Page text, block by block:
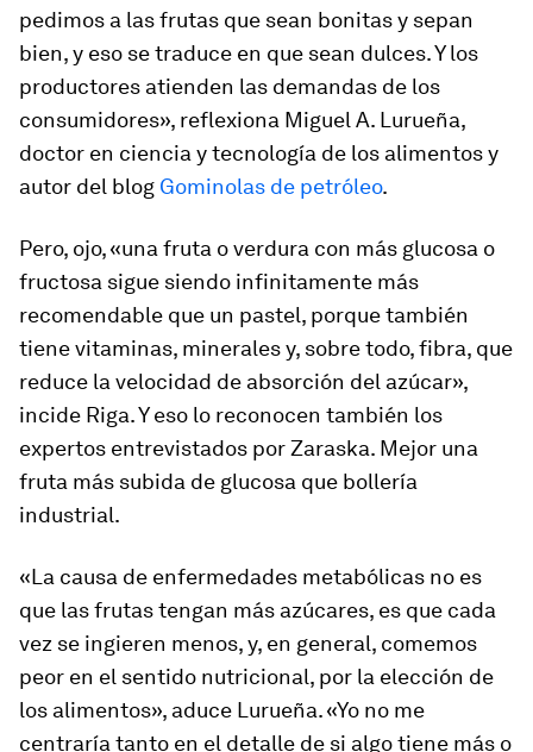
pedimos a las frutas que sean bonitas y sepan
bien, y eso se traduce en que sean dulces. Y los
productores atienden las demandas de los
consumidores», reflexiona Miguel A. Lurueña,
doctor en ciencia y tecnología de los alimentos y
autor del blog Gominolas de petróleo.
Pero, ojo, «una fruta o verdura con más glucosa o
fructosa sigue siendo infinitamente más
recomendable que un pastel, porque también
tiene vitaminas, minerales y, sobre todo, fibra, que
reduce la velocidad de absorción del azúcar»,
incide Riga. Y eso lo reconocen también los
expertos entrevistados por Zaraska. Mejor una
fruta más subida de glucosa que bollería
industrial.
«La causa de enfermedades metabólicas no es
que las frutas tengan más azúcares, es que cada
vez se ingieren menos, y, en general, comemos
peor en el sentido nutricional, por la elección de
los alimentos», aduce Lurueña. «Yo no me
centraría tanto en el detalle de si algo tiene más o